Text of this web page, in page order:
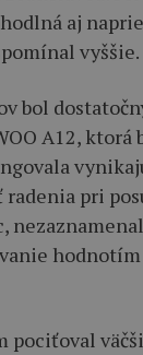
aj
vyššie.
bol
A12, ktorá
pri
hodnotím
pociťoval